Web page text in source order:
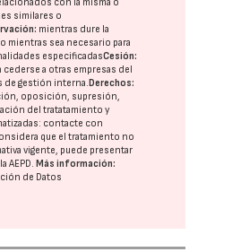
similares o
mientras dure la
mientras sea necesario para
especificadasCesión:
cederse a otras empresas del
de gestión interna. Derechos:
oposición, supresión,
del tratatamiento y
contacte con
que el tratamiento no
vigente, puede presentar
AEPD. Más información:
de Datos